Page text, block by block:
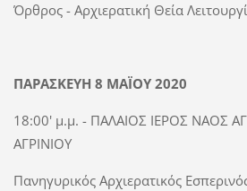
Όρθρος - Αρχιερατική Θεία
ΠΑΡΑΣΚΕΥΗ 8 ΜΑΪΟΥ 2020
18:00' μ.μ. - ΠΑΛΑΙΟΣ ΙΕΡΟΣ ΝΑΟΣ
ΑΓΡΙΝΙΟΥ
Πανηγυρικός Αρχιερατικός